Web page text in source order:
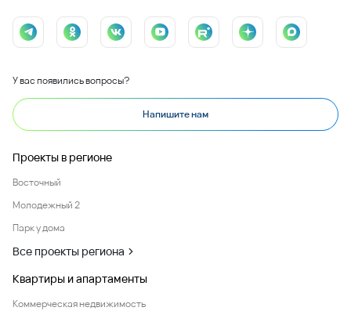
У вас появились вопросы?
Напишите нам
Проекты в регионе
Восточный
Молодежный 2
Парк у дома
Все проекты региона
Квартиры и апартаменты
Коммерческая недвижимость